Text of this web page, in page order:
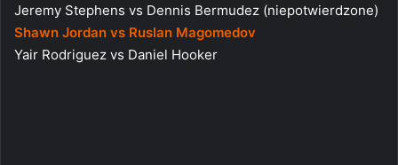
Jeremy Stephens vs Dennis Bermudez (niepotwierdzone)
Shawn Jordan vs Ruslan Magomedov
Yair Rodriguez vs Daniel Hooker